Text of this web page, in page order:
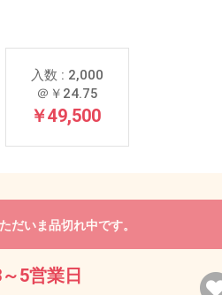
入数 : 2,000
＠￥24.75
￥49,500
ただいま品切れ中です。
5営業日